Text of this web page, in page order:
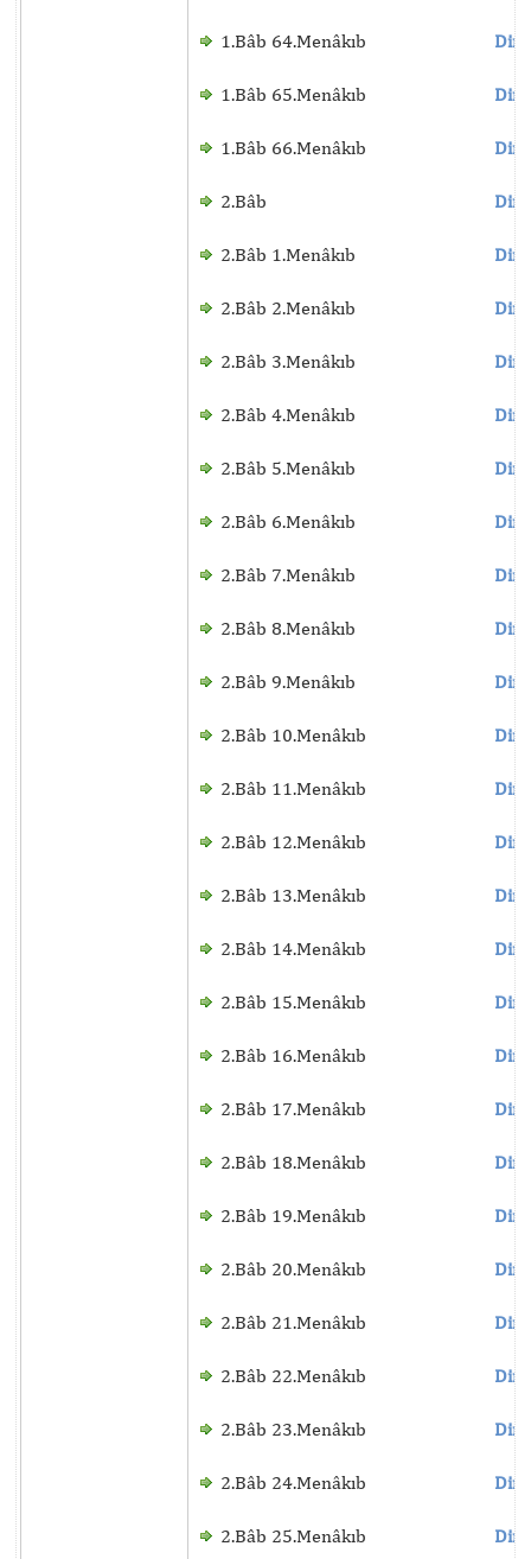
1.Bâb 64.Menâkıb
1.Bâb 65.Menâkıb
1.Bâb 66.Menâkıb
2.Bâb
2.Bâb 1.Menâkıb
2.Bâb 2.Menâkıb
2.Bâb 3.Menâkıb
2.Bâb 4.Menâkıb
2.Bâb 5.Menâkıb
2.Bâb 6.Menâkıb
2.Bâb 7.Menâkıb
2.Bâb 8.Menâkıb
2.Bâb 9.Menâkıb
2.Bâb 10.Menâkıb
2.Bâb 11.Menâkıb
2.Bâb 12.Menâkıb
2.Bâb 13.Menâkıb
2.Bâb 14.Menâkıb
2.Bâb 15.Menâkıb
2.Bâb 16.Menâkıb
2.Bâb 17.Menâkıb
2.Bâb 18.Menâkıb
2.Bâb 19.Menâkıb
2.Bâb 20.Menâkıb
2.Bâb 21.Menâkıb
2.Bâb 22.Menâkıb
2.Bâb 23.Menâkıb
2.Bâb 24.Menâkıb
2.Bâb 25.Menâkıb